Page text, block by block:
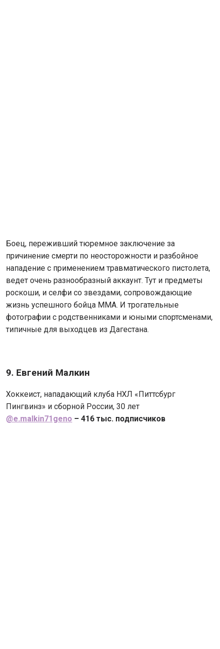
Боец, переживший тюремное заключение за
причинение смерти по неосторожности и разбойное
нападение с применением травматического пистолета,
ведет очень разнообразный аккаунт. Тут и предметы
роскоши, и селфи со звездами, сопровождающие
жизнь успешного бойца MMA. И трогательные
фотографии с родственниками и юными спортсменами,
типичные для выходцев из Дагестана.
9. Евгений Малкин
Хоккеист, нападающий клуба НХЛ «Питтсбург
Пингвинз» и сборной России, 30 лет
@e.malkin71geno – 416 тыс. подписчиков